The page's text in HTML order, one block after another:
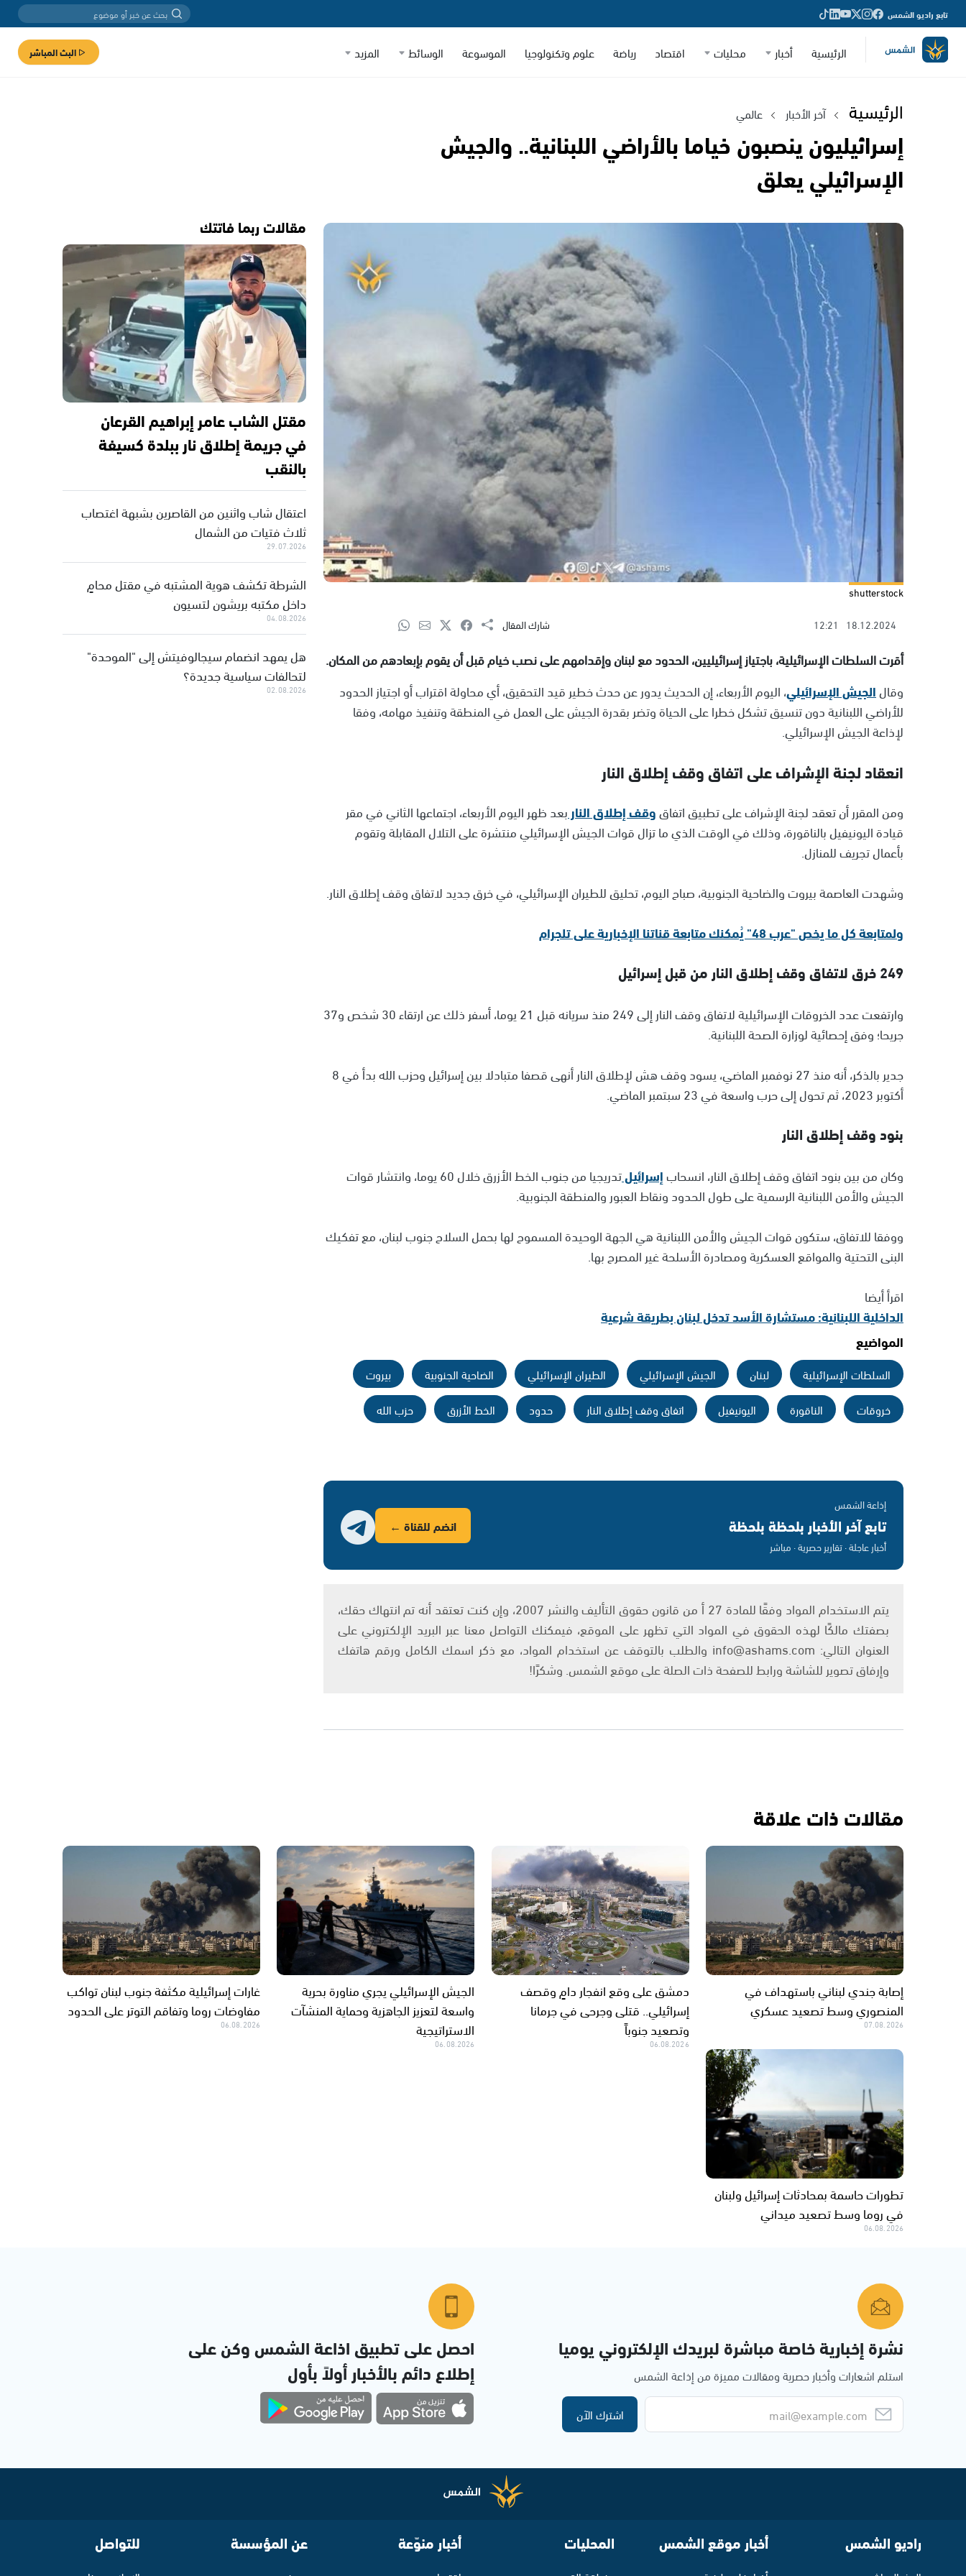
تابع راديو الشمس
الرئيسية أخبار محليات اقتصاد رياضة علوم وتكنولوجيا الموسوعة الوسائط المزيد البث المباشر
الرئيسية آخر الأخبار عالمي
إسرائيليون ينصبون خياما بالأراضي اللبنانية.. والجيش
الإسرائيلي يعلق
shutterstock
18.12.2024
12:21 شارك المقال
أقرت السلطات الإسرائيلية، باجتياز إسرائيليين، الحدود مع لبنان وإقدامهم على نصب خيام قبل أن يقوم بإبعادهم من المكان.
وقالالجيش الإسرائيلي، اليوم الأربعاء، إن الحديث يدور عن حدث خطير قيد التحقيق، أي محاولة اقتراب أو اجتياز الحدود
للأراضي اللبنانية دون تنسيق تشكل خطرا على الحياة وتضر بقدرة الجيش على العمل في المنطقة وتنفيذ مهامه، وفقا
لإذاعة الجيش الإسرائيلي.
انعقاد لجنة الإشراف على اتفاق وقف إطلاق النار
ومن المقرر أن تعقد لجنة الإشراف على تطبيق اتفاقوقف إطلاق النار بعد ظهر اليوم الأربعاء، اجتماعها الثاني في مقر
قيادة اليونيفيل بالناقورة، وذلك في الوقت الذي ما تزال قوات الجيش الإسرائيلي منتشرة على التلال المقابلة وتقوم
بأعمال تجريف للمنازل.
وشهدت العاصمة بيروت والضاحية الجنوبية، صباح اليوم، تحليق للطيران الإسرائيلي، في خرق جديد لاتفاق وقف إطلاق النار.
ولمتابعة كل ما يخص "عرب 48" يُمكنك متابعة قناتنا الإخبارية على تلجرام
249 خرق لاتفاق وقف إطلاق النار من قبل إسرائيل
وارتفعت عدد الخروقات الإسرائيلية لاتفاق وقف النار إلى 249 منذ سريانه قبل 21 يوما، أسفر ذلك عن ارتقاء 30 شخص و37
جريحا؛ وفق إحصائية لوزارة الصحة اللبنانية.
جدير بالذكر، أنه منذ 27 نوفمبر الماضي، يسود وقف هش لإطلاق النار أنهى قصفا متبادلا بين إسرائيل وحزب الله بدأ في 8
أكتوبر 2023، ثم تحول إلى حرب واسعة في 23 سبتمبر الماضي.
بنود وقف إطلاق النار
وكان من بين بنود اتفاق وقف إطلاق النار، انسحابإسرائيل
تدريجيا من جنوب الخط الأزرق خلال 60 يوما، وانتشار قوات
الجيش والأمن اللبنانية الرسمية على طول الحدود ونقاط العبور والمنطقة الجنوبية.
ووفقا للاتفاق، ستكون قوات الجيش والأمن اللبنانية هي الجهة الوحيدة المسموح لها بحمل السلاح جنوب لبنان، مع تفكيك
البنى التحتية والمواقع العسكرية ومصادرة الأسلحة غير المصرح بها.
اقرأ أيضا
الداخلية اللبنانية: مستشارة الأسد تدخل لبنان بطريقة شرعية
المواضيع
السلطات الإسرائيلية لبنان الجيش الإسرائيلي الطيران الإسرائيلي الضاحية الجنوبية
بيروت
خروقات
الناقورة اليونيفيل اتفاق وقف إطلاق النار حدود الخط الأزرق حزب الله
إذاعة الشمس
تابع آخر الأخبار بلحظة بلحظة
أخبار عاجلة · تقارير حصرية · مباشر
انضم للقناة ←
يتم الاستخدام المواد وفقًا للمادة 27 أ من قانون حقوق التأليف والنشر 2007، وإن كنت تعتقد أنه تم انتهاك حقك،
بصفتك مالكًا لهذه الحقوق في المواد التي تظهر على الموقع، فيمكنك التواصل معنا عبر البريد الإلكتروني على
العنوان التالي: info@ashams.com والطلب بالتوقف عن استخدام المواد، مع ذكر اسمك الكامل ورقم هاتفك
وإرفاق تصوير للشاشة ورابط للصفحة ذات الصلة على موقع الشمس. وشكرًا!
مقالات ربما فاتتك
مقتل الشاب عامر إبراهيم القرعان
في جريمة إطلاق نار ببلدة كسيفة
بالنقب
اعتقال شاب واثنين من القاصرين بشبهة اغتصاب
ثلاث فتيات من الشمال
29.07.2026
الشرطة تكشف هوية المشتبه في مقتل محامٍ
داخل مكتبه بريشون لتسيون
04.08.2026
هل يمهد انضمام سيجالوفيتش إلى "الموحدة"
لتحالفات سياسية جديدة؟
02.08.2026
مقالات ذات علاقة
إصابة جندي لبناني باستهداف في
المنصوري وسط تصعيد عسكري
07.08.2026
دمشق على وقع انفجار دامٍ وقصف
إسرائيلي.. قتلى وجرحى في جرمانا
وتصعيد جنوباً
06.08.2026
الجيش الإسرائيلي يجري مناورة بحرية
واسعة لتعزيز الجاهزية وحماية المنشآت
الاستراتيجية
06.08.2026
غارات إسرائيلية مكثفة جنوب لبنان تواكب
مفاوضات روما وتفاقم التوتر على الحدود
06.08.2026
تطورات حاسمة بمحادثات إسرائيل ولبنان
في روما وسط تصعيد ميداني
06.08.2026
نشرة إخبارية خاصة مباشرة لبريدك الإلكتروني يوميا
استلم اشعارات وأخبار حصرية ومقالات مميزة من إذاعة الشمس
اشترك الآن
احصل على تطبيق اذاعة الشمس وكن على
إطلاع دائم بالأخبار أولاً بأول
راديو الشمس أخبار موقع الشمس المحليات أخبار منوّعة عن المؤسسة للتواصل